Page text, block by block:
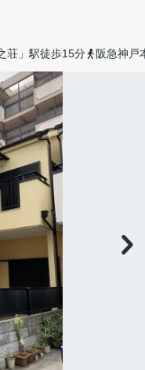
荘」駅徒歩15分 阪急神戸